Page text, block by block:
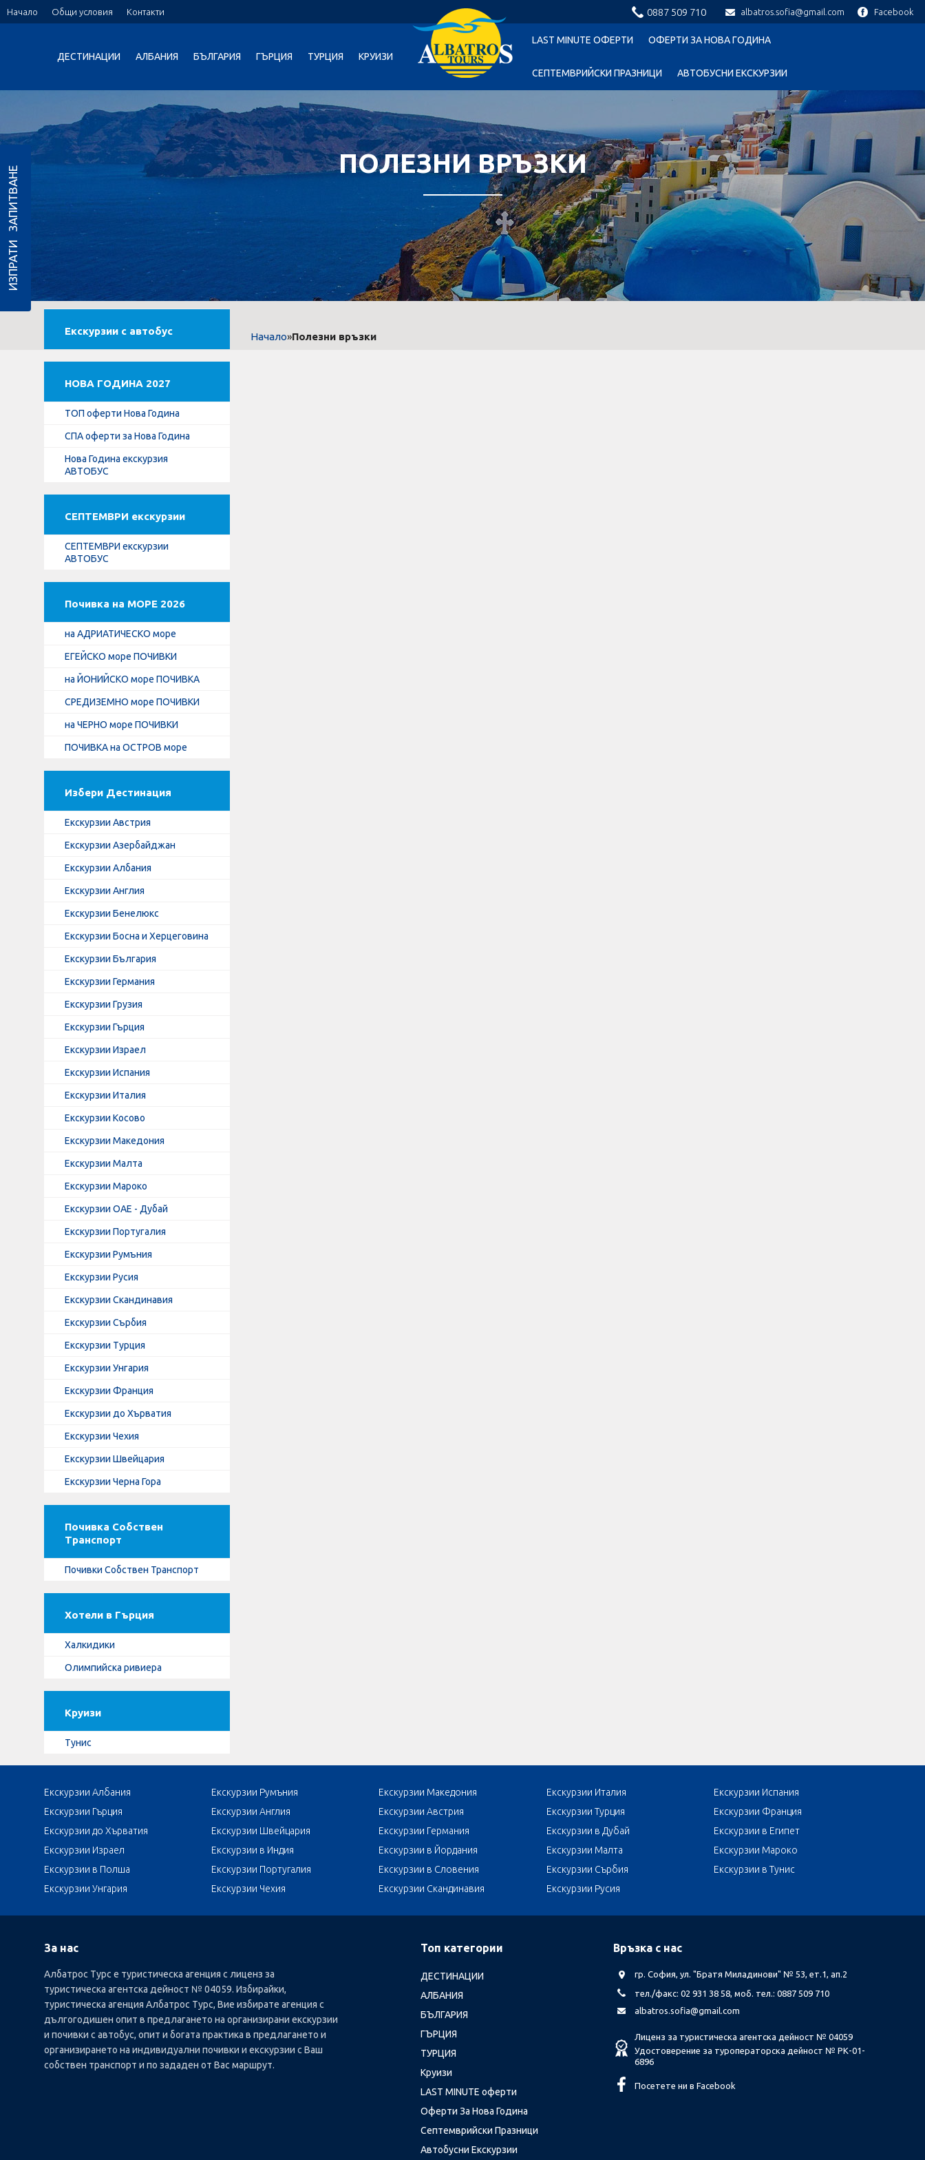
Начало Общи условия Контакти 0887 509 710 albatros.sofia@gmail.com Facebook
ДЕСТИНАЦИИ АЛБАНИЯ БЪЛГАРИЯ ГЪРЦИЯ ТУРЦИЯ КРУИЗИ
LAST MINUTE ОФЕРТИ ОФЕРТИ ЗА НОВА ГОДИНА
СЕПТЕМВРИЙСКИ ПРАЗНИЦИ АВТОБУСНИ ЕКСКУРЗИИ
ПОЛЕЗНИ ВРЪЗКИ
Начало»Полезни връзки
Екскурзии с автобус
НОВА ГОДИНА 2027
ТОП оферти Нова Година
СПА оферти за Нова Година
Нова Година екскурзия
АВТОБУС
СЕПТЕМВРИ екскурзии
СЕПТЕМВРИ екскурзии
АВТОБУС
Почивка на МОРЕ 2026
на АДРИАТИЧЕСКО море
ЕГЕЙСКО море ПОЧИВКИ
на ЙОНИЙСКО море ПОЧИВКА
СРЕДИЗЕМНО море ПОЧИВКИ
на ЧЕРНО море ПОЧИВКИ
ПОЧИВКА на ОСТРОВ море
Избери Дестинация
Екскурзии Австрия
Екскурзии Азербайджан
Екскурзии Албания
Екскурзии Англия
Екскурзии Бенелюкс
Екскурзии Босна и Херцеговина
Екскурзии България
Екскурзии Германия
Екскурзии Грузия
Екскурзии Гърция
Екскурзии Израел
Екскурзии Испания
Екскурзии Италия
Екскурзии Косово
Екскурзии Македония
Екскурзии Малта
Екскурзии Мароко
Екскурзии ОАЕ - Дубай
Екскурзии Португалия
Екскурзии Румъния
Екскурзии Русия
Екскурзии Скандинавия
Екскурзии Сърбия
Екскурзии Турция
Екскурзии Унгария
Екскурзии Франция
Екскурзии до Хърватия
Екскурзии Чехия
Екскурзии Швейцария
Екскурзии Черна Гора
Почивка Собствен
Транспорт
Почивки Собствен Транспорт
Хотели в Гърция
Халкидики
Олимпийска ривиера
Круизи
Тунис
Екскурзии Албания Екскурзии Румъния Екскурзии Македония Екскурзии Италия
Екскурзии Испания
Екскурзии Гърция
Екскурзии Англия Екскурзии Австрия Екскурзии Турция
Екскурзии Франция
Екскурзии до Хърватия
Екскурзии Швейцария Екскурзии Германия Екскурзии в Дубай
Екскурзии в Египет
Екскурзии Израел
Екскурзии в Индия Екскурзии в Йордания Екскурзии Малта
Екскурзии Мароко
Екскурзии в Полша
Екскурзии Португалия Екскурзии в Словения Екскурзии Сърбия
Екскурзии в Тунис
Екскурзии Унгария
Екскурзии Чехия Екскурзии Скандинавия Екскурзии Русия
За нас
Албатрос Турс е туристическа агенция с лиценз за
туристическа агентска дейност № 04059. Избирайки,
туристическа агенция Албатрос Турс, Вие избирате агенция с
дългогодишен опит в предлагането на организирани екскурзии
и почивки с автобус, опит и богата практика в предлагането и
организирането на индивидуални почивки и екскурзии с Ваш
собствен транспорт и по зададен от Вас маршрут.
Топ категории
ДЕСТИНАЦИИ
АЛБАНИЯ
БЪЛГАРИЯ
ГЪРЦИЯ
ТУРЦИЯ
Круизи
LAST MINUTE оферти
Оферти За Нова Година
Септемврийски Празници
Автобусни Екскурзии
Връзка с нас
гр. София, ул. "Братя Миладинови" № 53, ет.1, ап.2
тел./факс: 02 931 38 58, моб. тел.: 0887 509 710
albatros.sofia@gmail.com
Лиценз за туристическа агентска дейност № 04059
Удостоверение за туроператорска дейност № РК-01-
6896
Посетете ни в Facebook
ИЗПРАТИ ЗАПИТВАНЕ